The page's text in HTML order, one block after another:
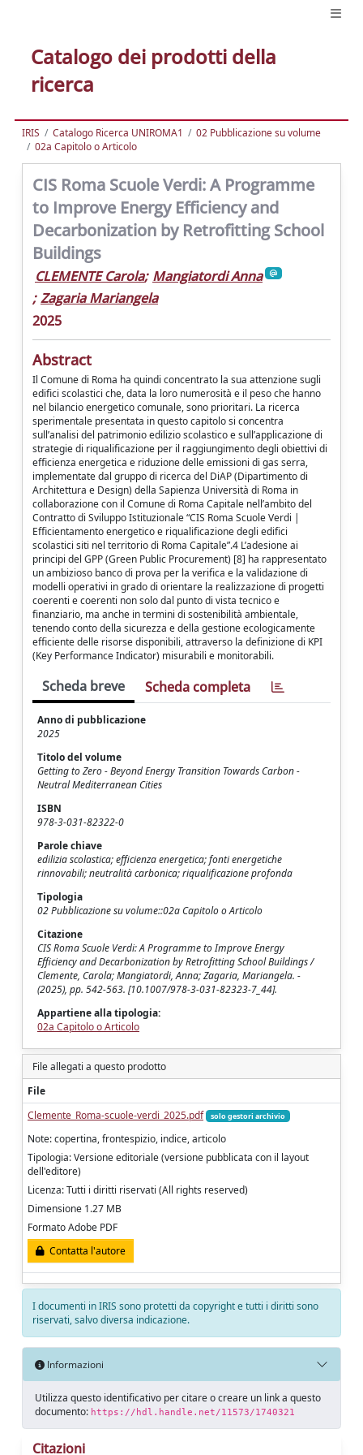
Catalogo dei prodotti della
ricerca
IRIS Catalogo Ricerca UNIROMA1
02 Pubblicazione su volume
02a Capitolo o Articolo
CIS Roma Scuole Verdi: A Programme
to Improve Energy Efficiency and
Decarbonization by Retrofitting School
Buildings
CLEMENTE Carola; Mangiatordi Anna
; Zagaria Mariangela
2025
Abstract
Il Comune di Roma ha quindi concentrato la sua attenzione sugli
edifici scolastici che, data la loro numerosità e il peso che hanno
nel bilancio energetico comunale, sono prioritari. La ricerca
sperimentale presentata in questo capitolo si concentra
sull’analisi del patrimonio edilizio scolastico e sull’applicazione di
strategie di riqualificazione per il raggiungimento degli obiettivi di
efficienza energetica e riduzione delle emissioni di gas serra,
implementate dal gruppo di ricerca del DiAP (Dipartimento di
Architettura e Design) della Sapienza Università di Roma in
collaborazione con il Comune di Roma Capitale nell’ambito del
Contratto di Sviluppo Istituzionale “CIS Roma Scuole Verdi |
Efficientamento energetico e riqualificazione degli edifici
scolastici siti nel territorio di Roma Capitale”.4 L’adesione ai
principi del GPP (Green Public Procurement) [8] ha rappresentato
un ambizioso banco di prova per la verifica e la validazione di
modelli operativi in ​​grado di orientare la realizzazione di progetti
coerenti e coerenti non solo dal punto di vista tecnico e
finanziario, ma anche in termini di sostenibilità ambientale,
tenendo conto della sicurezza e della gestione ecologicamente
efficiente delle risorse disponibili, attraverso la definizione di KPI
(Key Performance Indicator) misurabili e monitorabili.
Scheda breve Scheda completa
Anno di pubblicazione
2025
Titolo del volume
Getting to Zero - Beyond Energy Transition Towards Carbon -
Neutral Mediterranean Cities
ISBN
978-3-031-82322-0
Parole chiave
edilizia scolastica; efficienza energetica; fonti energetiche
rinnovabili; neutralità carbonica; riqualificazione profonda
Tipologia
02 Pubblicazione su volume::02a Capitolo o Articolo
Citazione
CIS Roma Scuole Verdi: A Programme to Improve Energy
Efficiency and Decarbonization by Retrofitting School Buildings /
Clemente, Carola; Mangiatordi, Anna; Zagaria, Mariangela. -
(2025), pp. 542-563. [10.1007/978-3-031-82323-7_44].
Appartiene alla tipologia:
02a Capitolo o Articolo
File allegati a questo prodotto
File
Clemente_Roma-scuole-verdi_2025.pdf
solo gestori archivio
Note: copertina, frontespizio, indice, articolo
Tipologia: Versione editoriale (versione pubblicata con il layout
dell'editore)
Licenza: Tutti i diritti riservati (All rights reserved)
Dimensione 1.27 MB
Formato Adobe PDF
Contatta l'autore
I documenti in IRIS sono protetti da copyright e tutti i diritti sono
riservati, salvo diversa indicazione.
Informazioni
Utilizza questo identificativo per citare o creare un link a questo
documento: https://hdl.handle.net/11573/1740321
Citazioni